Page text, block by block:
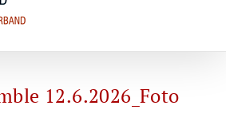
12.6.2026_Foto